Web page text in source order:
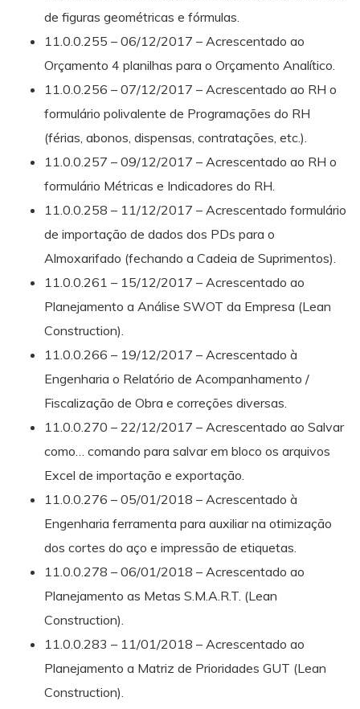
de figuras geométricas e fórmulas.
11.0.0.255 – 06/12/2017 – Acrescentado ao
Orçamento 4 planilhas para o Orçamento Analítico.
11.0.0.256 – 07/12/2017 – Acrescentado ao RH o
formulário polivalente de Programações do RH
(férias, abonos, dispensas, contratações, etc.).
11.0.0.257 – 09/12/2017 – Acrescentado ao RH o
formulário Métricas e Indicadores do RH.
11.0.0.258 – 11/12/2017 – Acrescentado formulário
de importação de dados dos PDs para o
Almoxarifado (fechando a Cadeia de Suprimentos).
11.0.0.261 – 15/12/2017 – Acrescentado ao
Planejamento a Análise SWOT da Empresa (Lean
Construction).
11.0.0.266 – 19/12/2017 – Acrescentado à
Engenharia o Relatório de Acompanhamento /
Fiscalização de Obra e correções diversas.
11.0.0.270 – 22/12/2017 – Acrescentado ao Salvar
como… comando para salvar em bloco os arquivos
Excel de importação e exportação.
11.0.0.276 – 05/01/2018 – Acrescentado à
Engenharia ferramenta para auxiliar na otimização
dos cortes do aço e impressão de etiquetas.
11.0.0.278 – 06/01/2018 – Acrescentado ao
Planejamento as Metas S.M.A.R.T. (Lean
Construction).
11.0.0.283 – 11/01/2018 – Acrescentado ao
Planejamento a Matriz de Prioridades GUT (Lean
Construction).